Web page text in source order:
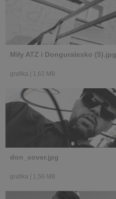
Miły ATZ i Donguralesko (5).jpg
grafika 1,62 MB
don_cover.jpg
grafika 1,56 MB